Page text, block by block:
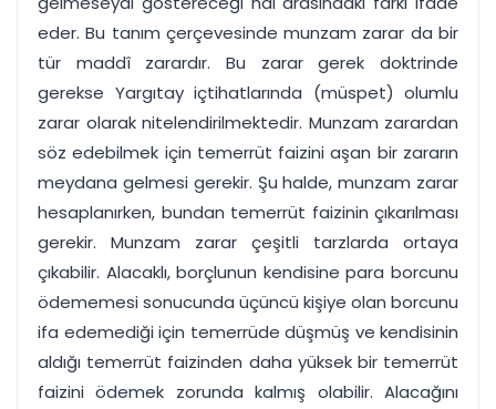
eder. Bu tanım çerçevesinde munzam zarar da bir
tür maddî zarardır. Bu zarar gerek doktrinde
gerekse Yargıtay içtihatlarında (müspet) olumlu
zarar olarak nitelendirilmektedir. Munzam zarardan
söz edebilmek için temerrüt faizini aşan bir zararın
meydana gelmesi gerekir. Şu halde, munzam zarar
hesaplanırken, bundan temerrüt faizinin çıkarılması
gerekir. Munzam zarar çeşitli tarzlarda ortaya
çıkabilir. Alacaklı, borçlunun kendisine para borcunu
ödememesi sonucunda üçüncü kişiye olan borcunu
ifa edemediği için temerrüde düşmüş ve kendisinin
aldığı temerrüt faizinden daha yüksek bir temerrüt
faizini ödemek zorunda kalmış olabilir. Alacağını